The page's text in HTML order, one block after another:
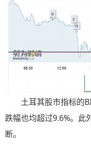
土耳其股市指标的
跌幅也均超过9.6%。此
断。